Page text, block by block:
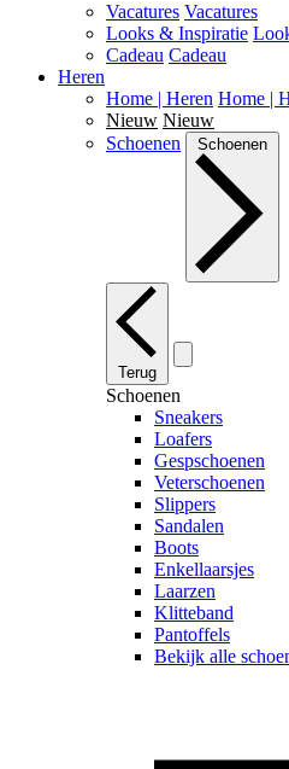
Vacatures Vacatures
Looks & Inspiratie
Cadeau Cadeau
Heren
Home | Heren Home |
Nieuw Nieuw
Schoenen
Schoenen
Terug
Schoenen
Sneakers
Loafers
Gespschoenen
Veterschoenen
Slippers
Sandalen
Boots
Enkellaarsjes
Laarzen
Klitteband
Pantoffels
Bekijk alle